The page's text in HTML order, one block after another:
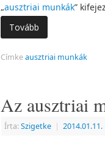
„ausztriai munkák”
Tovább
Címkeausztriai munkák
Az ausztriai
Írta:Szigetke | 2014.01.11.